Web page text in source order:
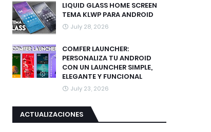
LIQUID GLASS HOME SCREEN
TEMA KLWP PARA ANDROID
July 28, 2026
COMFER LAUNCHER:
PERSONALIZA TU ANDROID
CON UN LAUNCHER SIMPLE,
ELEGANTE Y FUNCIONAL
July 23, 2026
ACTUALIZACIONES